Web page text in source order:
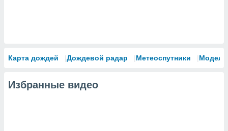
Карта дождей Дождевой радар Метеоспутники Модели
Избранные видео